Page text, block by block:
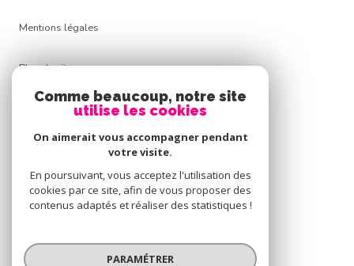
Mentions légales
Plan du site
Cookies
© 2026 | Tous droits réservés
Comme beaucoup, notre site
utilise les cookies
On aimerait vous accompagner pendant
votre visite.
En poursuivant, vous acceptez l'utilisation des
cookies par ce site, afin de vous proposer des
contenus adaptés et réaliser des statistiques !
PARAMÉTRER